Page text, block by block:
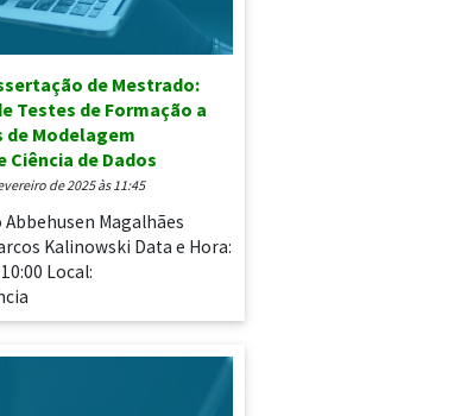
de Mestrado:
Testes de Formação a
de Modelagem
Ciência de Dados
de 2025 às 11:45
Magalhães
Kalinowski Data e Hora:
Local: